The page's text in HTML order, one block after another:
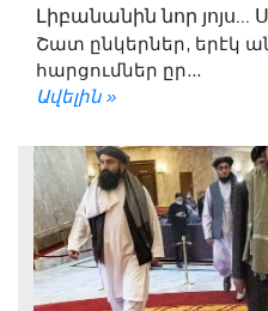
Լիբանանին նոր յոյս...
Շատ ընկերներ, երէկ
հարցումներ ըր...
Ավելին »